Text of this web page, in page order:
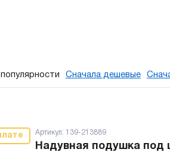
популярности Сначала дешевые
Артикул: 139-213889
Надувная подушка под